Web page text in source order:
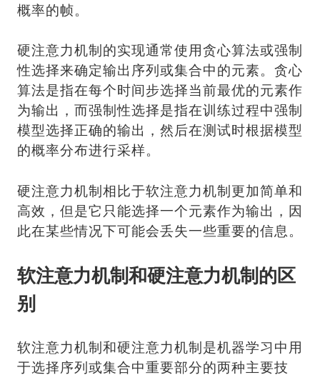
概率的帧。
硬注意力机制的实现通常使用贪心算法或强制
性选择来确定输出序列或集合中的元素。贪心
算法是指在每个时间步选择当前最优的元素作
为输出，而强制性选择是指在训练过程中强制
模型选择正确的输出，然后在测试时根据模型
的概率分布进行采样。
硬注意力机制相比于软注意力机制更加简单和
高效，但是它只能选择一个元素作为输出，因
此在某些情况下可能会丢失一些重要的信息。
软注意力机制和硬注意力机制的区
别
软注意力机制和硬注意力机制是机器学习中用
于选择序列或集合中重要部分的两种主要技